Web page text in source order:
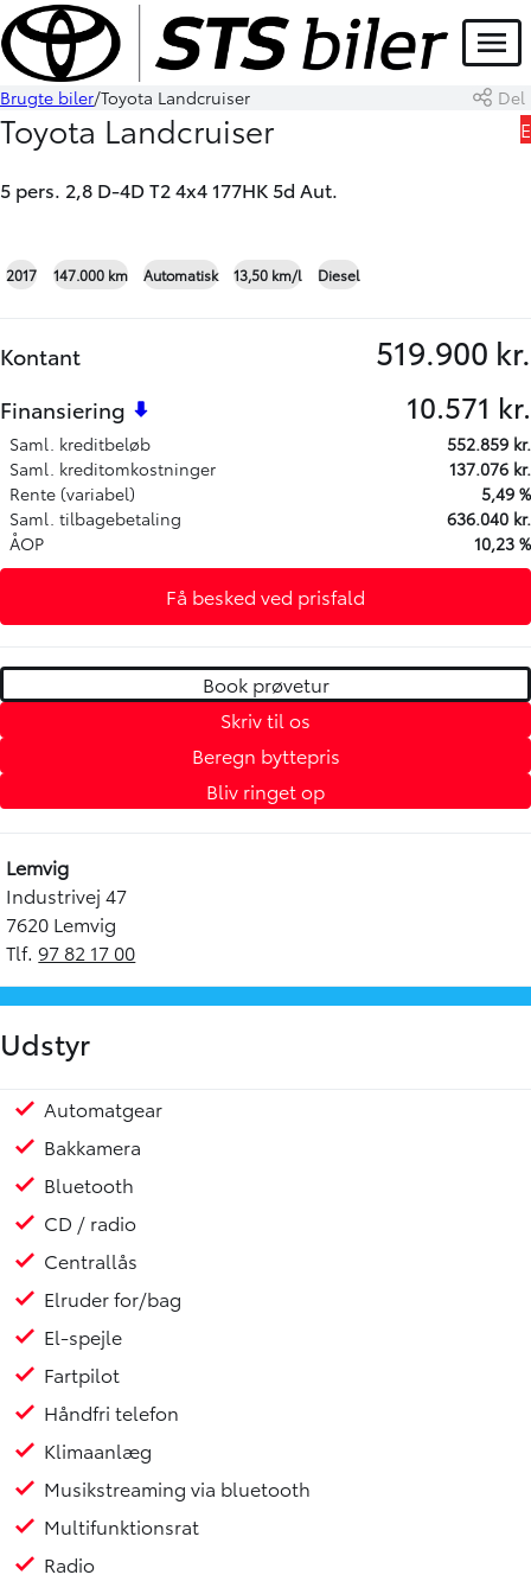
Menu
Book prøvetur
Brugte biler Toyota Landcruiser Del
Toyota Landcruiser
5 pers. 2,8 D-4D T2 4x4 177HK 5d Aut.
E
2017 147.000 km Automatisk 13,50 km/l Diesel
Kontant 519.900 kr.
Finansiering 10.571 kr.
Saml. kreditbeløb
552.859 kr.
Saml. kreditomkostninger
137.076 kr.
Rente (variabel)
5,49 %
Saml. tilbagebetaling
636.040 kr.
ÅOP
10,23 %
Få besked ved prisfald
Book prøvetur
Skriv til os
Beregn byttepris
Bliv ringet op
Lemvig
Industrivej 47
7620 Lemvig
Tlf.97 82 17 00
Udstyr
Automatgear
Bakkamera
Bluetooth
CD / radio
Centrallås
Elruder for/bag
El-spejle
Fartpilot
Håndfri telefon
Klimaanlæg
Musikstreaming via bluetooth
Multifunktionsrat
Radio
17" Alufælge
Anhængertræk
Xenon lygter
Kopholder
Justerbart rat
Armlæn
Læderrat
ABS
Airbag